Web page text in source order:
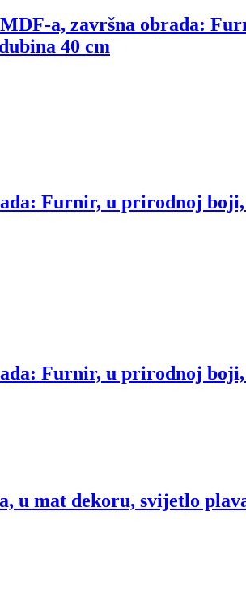
a, završna obrada:
40 cm
Furnir, u prirodnoj
Furnir, u prirodnoj
u mat dekoru, svijetlo